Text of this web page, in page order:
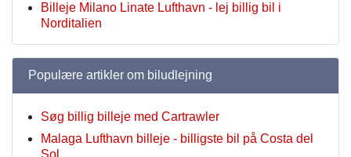
Billeje Milano Linate Lufthavn - lej billig bil i
Norditalien
Populære artikler om biludlejning
Søg billig billeje med Cartrawler
Malaga Lufthavn billeje - billigste bil på Costa del
Sol